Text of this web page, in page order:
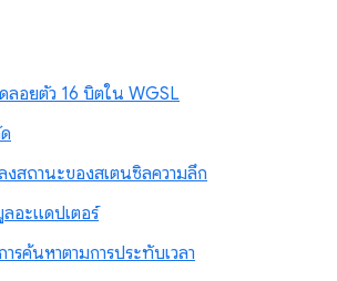
ลอยตัว 16 บิตใน WGSL
งสถานะของสเตนซิลความลึก
อะแดปเตอร์
รค้นหาตามการประทับเวลา